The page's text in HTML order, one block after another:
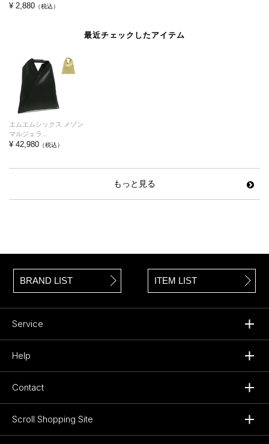
¥ 2,880 （税込）
最近チェックしたアイテム
エムエムシックス メゾン
マルジェラ...
¥ 42,980 （税込）
もっと見る
BRAND LIST ITEM LIST
Service
Help
Contact
Scroll Shopping Site